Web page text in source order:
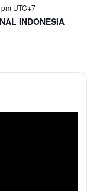
UTC+7
INDONESIA